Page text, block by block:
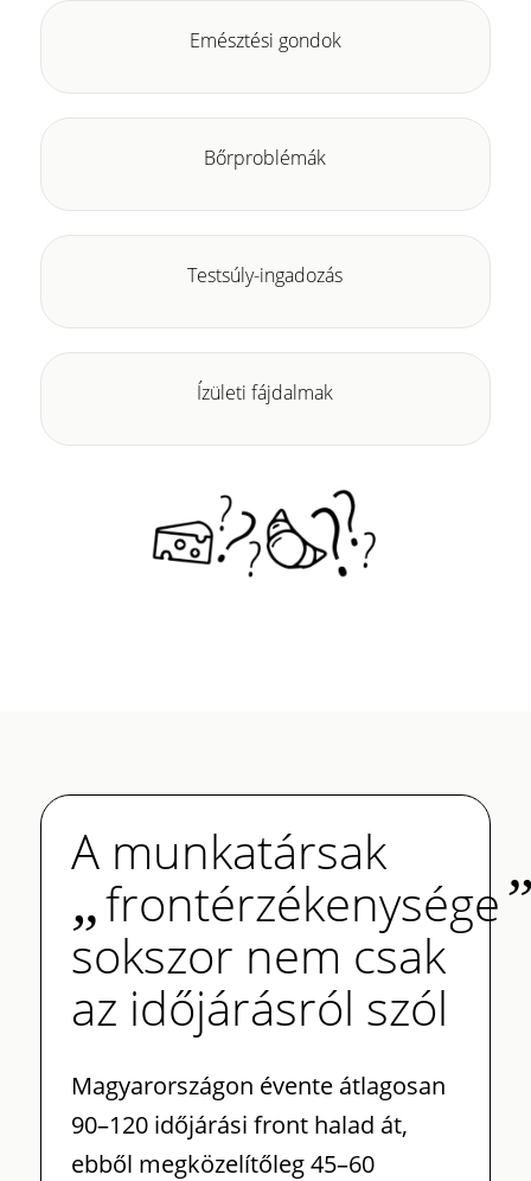
Emésztési gondok
Bőrproblémák
Testsúly-ingadozás
Ízületi fájdalmak
A munkatársak
„frontérzékenysége
sokszor nem csak
az időjárásról szól
Magyarországon évente átlagosan
90–120 időjárási front halad át,
ebből megközelítőleg 45–60